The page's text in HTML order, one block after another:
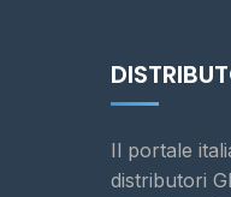
Il portale
distributori